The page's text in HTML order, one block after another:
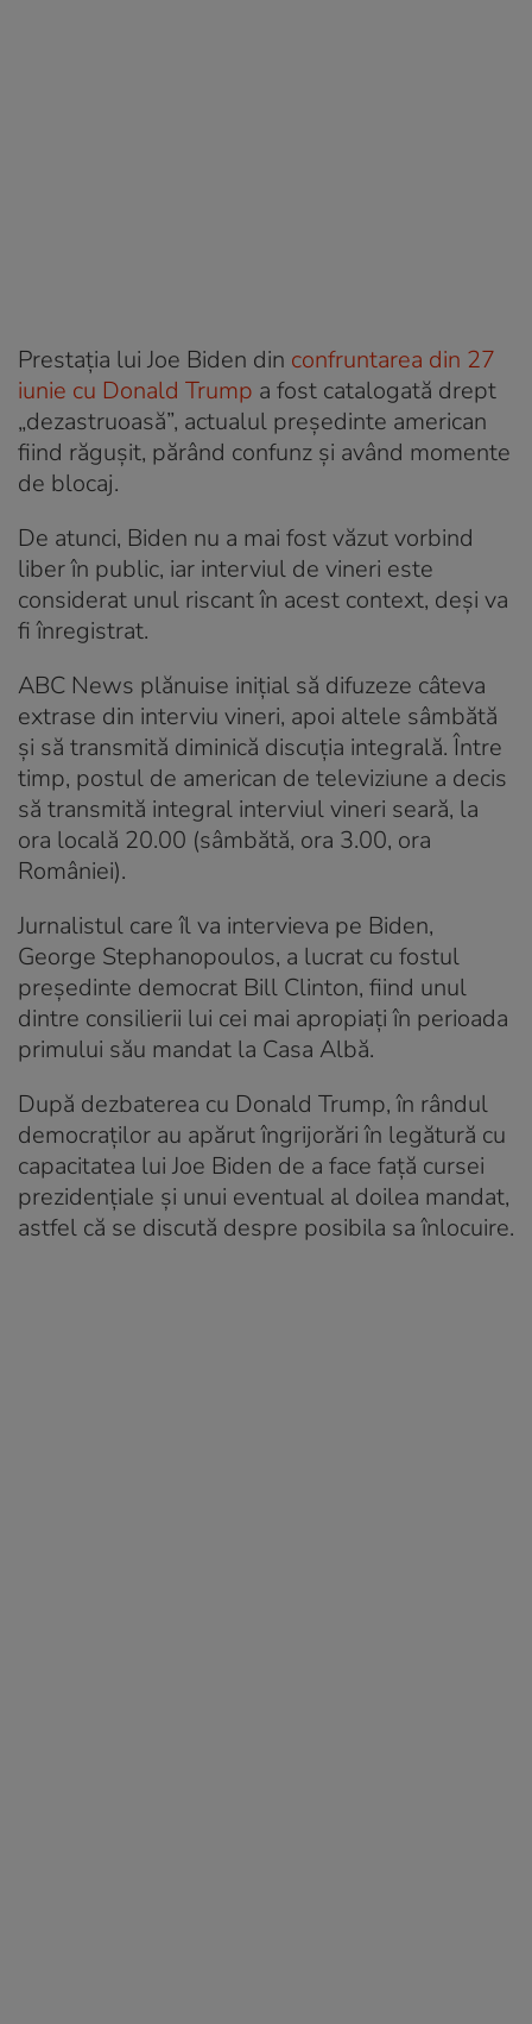
Prestația lui Joe Biden din confruntarea din 27
iunie cu Donald Trump a fost catalogată drept
„dezastruoasă”, actualul președinte american
fiind răgușit, părând confunz și având momente
de blocaj.
De atunci, Biden nu a mai fost văzut vorbind
liber în public, iar interviul de vineri este
considerat unul riscant în acest context, deși va
fi înregistrat.
ABC News plănuise inițial să difuzeze câteva
extrase din interviu vineri, apoi altele sâmbătă
și să transmită diminică discuția integrală. Între
timp, postul de american de televiziune a decis
să transmită integral interviul vineri seară, la
ora locală 20.00 (sâmbătă, ora 3.00, ora
României).
Jurnalistul care îl va intervieva pe Biden,
George Stephanopoulos, a lucrat cu fostul
președinte democrat Bill Clinton, fiind unul
dintre consilierii lui cei mai apropiați în perioada
primului său mandat la Casa Albă.
După dezbaterea cu Donald Trump, în rândul
democraților au apărut îngrijorări în legătură cu
capacitatea lui Joe Biden de a face față cursei
prezidențiale și unui eventual al doilea mandat,
astfel că se discută despre posibila sa înlocuire.